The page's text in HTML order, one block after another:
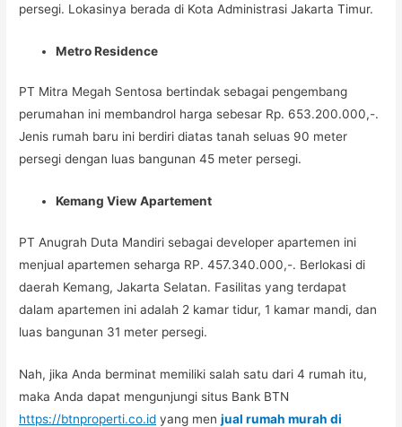
persegi. Lokasinya berada di Kota Administrasi Jakarta Timur.
Metro Residence
PT Mitra Megah Sentosa bertindak sebagai pengembang
perumahan ini membandrol harga sebesar Rp. 653.200.000,-.
Jenis rumah baru ini berdiri diatas tanah seluas 90 meter
persegi dengan luas bangunan 45 meter persegi.
Kemang View Apartement
PT Anugrah Duta Mandiri sebagai developer apartemen ini
menjual apartemen seharga RP. 457.340.000,-. Berlokasi di
daerah Kemang, Jakarta Selatan. Fasilitas yang terdapat
dalam apartemen ini adalah 2 kamar tidur, 1 kamar mandi, dan
luas bangunan 31 meter persegi.
Nah, jika Anda berminat memiliki salah satu dari 4 rumah itu,
maka Anda dapat mengunjungi situs Bank BTN
https://btnproperti.co.id yang menjual rumah murah di